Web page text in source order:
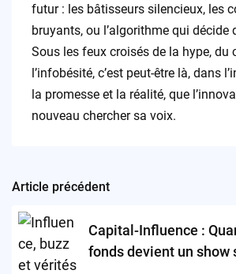
futur : les bâtisseurs silencieux, les
bruyants, ou l’algorithme qui décide
Sous les feux croisés de la hype, du
l’infobésité, c’est peut-être là, dans
la promesse et la réalité, que
nouveau chercher sa voix.
Post
navigation
Article précédent
Capital-Influence :
fonds devient un show